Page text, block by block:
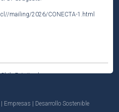
mailing/2026/CONECTA-1.html
Retuiteado
del ciclo El Caso de Negocio de la
Empresas | Desarrollo Sostenible